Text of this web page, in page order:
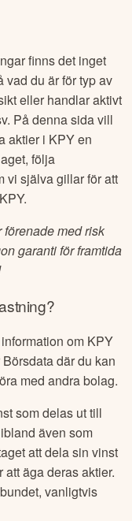
finns det inget
vad du är för typ av
eller handlar aktivt
På denna sida vill
aktier i KPYen
följa
vi själva gillar för att
KPY.
förenade med risk
garanti för framtida
om KPY
där du kan
med andra bolag.
som delas ut till
även som
att dela sin vinst
äga deras aktier.
vanligtvis